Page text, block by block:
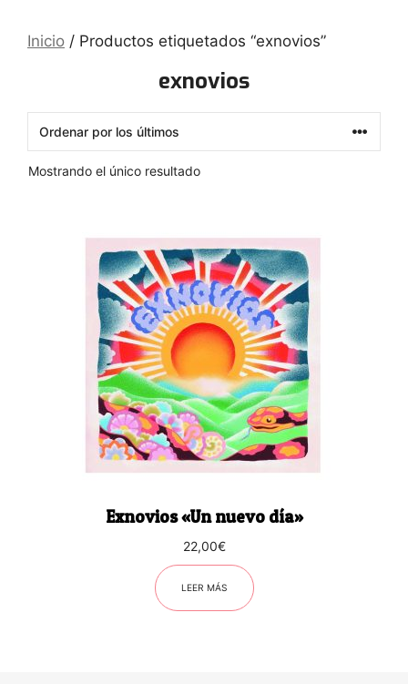
Inicio / Productos etiquetados “exnovios”
exnovios
Mostrando el único resultado
Exnovios «Un nuevo día»
22,00€
LEER MÁS